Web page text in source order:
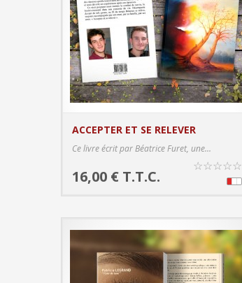
ACCEPTER ET SE RELEVER
Ce livre écrit par Béatrice Furet, une...
16,00 € T.T.C.
☆☆☆☆☆